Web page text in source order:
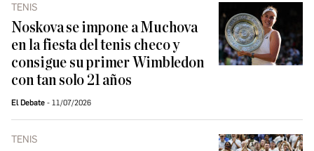
TENIS
Noskova se impone a Muchova
en la fiesta del tenis checo y
consigue su primer Wimbledon
con tan solo 21 años
El Debate 11/07/2026
TENIS